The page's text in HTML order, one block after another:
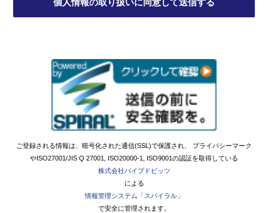
ご登録される情報は、暗号化された通信(SSL)で保護され、 プライバシーマーク
やISO27001/JIS Q 27001, ISO20000-1, ISO9001の認証を取得している
株式会社パイプドビッツ
による
情報管理システム「スパイラル」
で安全に管理されます。